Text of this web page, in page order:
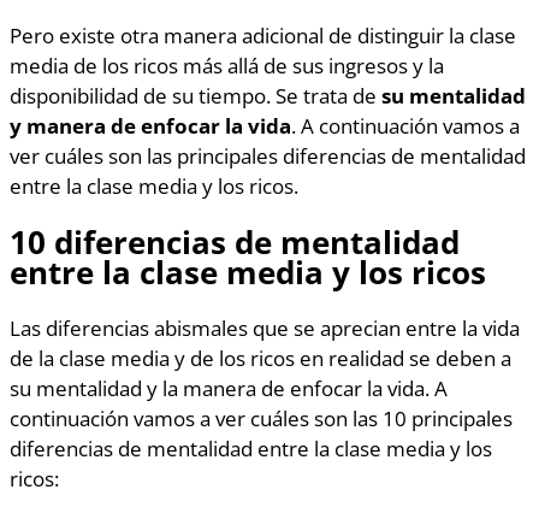
Pero existe otra manera adicional de distinguir la clase
media de los ricos más allá de sus ingresos y la
disponibilidad de su tiempo. Se trata de su mentalidad
y manera de enfocar la vida. A continuación vamos a
ver cuáles son las principales diferencias de mentalidad
entre la clase media y los ricos.
10 diferencias de mentalidad
entre la clase media y los ricos
Las diferencias abismales que se aprecian entre la vida
de la clase media y de los ricos en realidad se deben a
su mentalidad y la manera de enfocar la vida. A
continuación vamos a ver cuáles son las 10 principales
diferencias de mentalidad entre la clase media y los
ricos: